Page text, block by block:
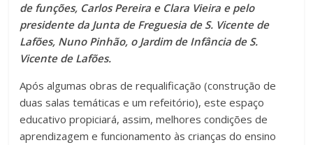
de funções, Carlos Pereira e Clara Vieira e pelo
presidente da Junta de Freguesia de S. Vicente de
Lafões, Nuno Pinhão, o Jardim de Infância de S.
Vicente de Lafões.
Após algumas obras de requalificação (construção de
duas salas temáticas e um refeitório), este espaço
educativo propiciará, assim, melhores condições de
aprendizagem e funcionamento às crianças do ensino